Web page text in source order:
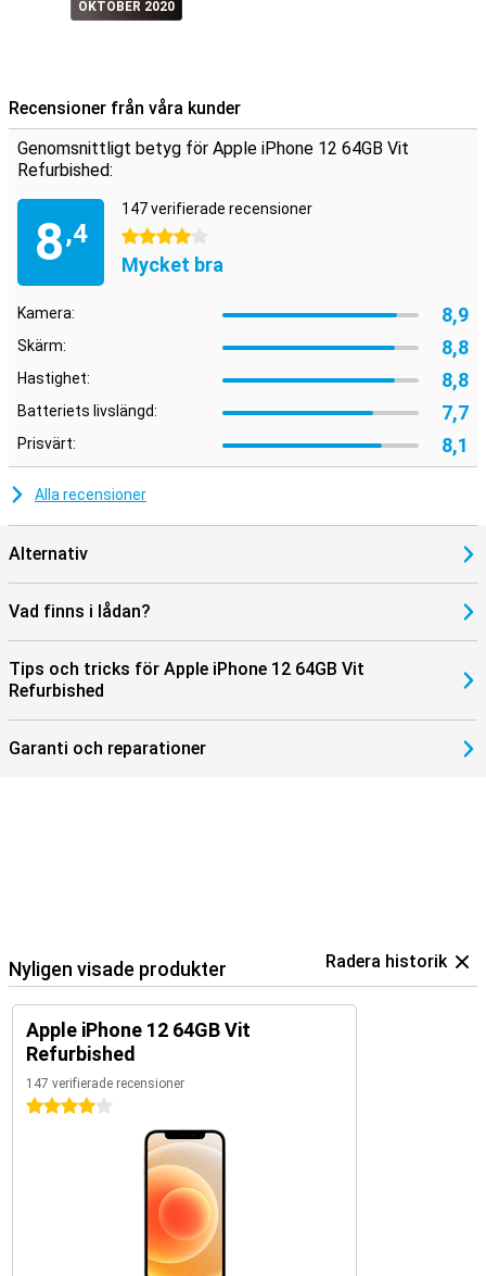
OKTOBER 2020
Recensioner från våra kunder
Genomsnittligt betyg för Apple iPhone 12 64GB Vit
Refurbished:
8,4
147 verifierade recensioner
4 stjärnor
Mycket bra
Kamera: 8,9
Skärm: 8,8
Hastighet: 8,8
Batteriets livslängd: 7,7
Prisvärt: 8,1
Alla recensioner
Alternativ
Vad finns i lådan?
Tips och tricks för Apple iPhone 12 64GB Vit
Refurbished
Garanti och reparationer
Nyligen visade produkter Radera historik
Apple iPhone 12 64GB Vit
Refurbished
147 verifierade recensioner
4 stjärnor